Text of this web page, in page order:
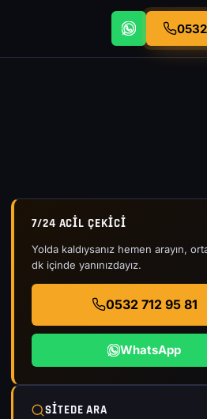
7/24 ACIL ÇEKICI
Yolda kaldıysanız hemen arayın,
dk içinde yanınızdayız.
0532 712 95 81
WhatsApp
SITEDE ARA